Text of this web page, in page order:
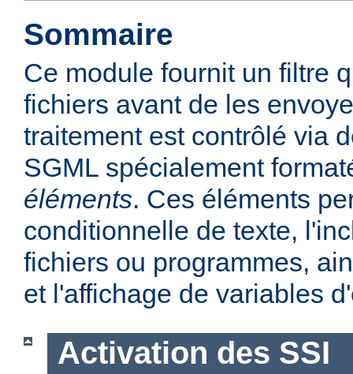
Sommaire
Ce module fournit un filtre
fichiers avant de les
traitement est contrôlé via
SGML spécialement
éléments. Ces éléments
conditionnelle de texte,
fichiers ou programmes,
et l'affichage de variables
Activation des SSI